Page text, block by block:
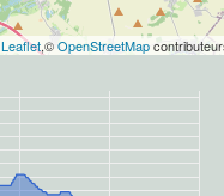
Leaflet,©OpenStreetMap